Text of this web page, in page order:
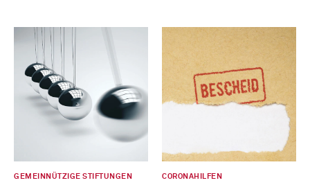
GEMEINNÜTZIGE STIFTUNGEN CORONAHILFEN